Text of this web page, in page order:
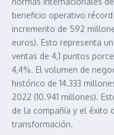
beneficio operativo
incremento de 592
euros). Esto representa
ventas de 4,1 puntos
4,4%. El volumen de
histórico de 14.333
2022 (10.941 millones).
de la compañía y el éxito
transformación.